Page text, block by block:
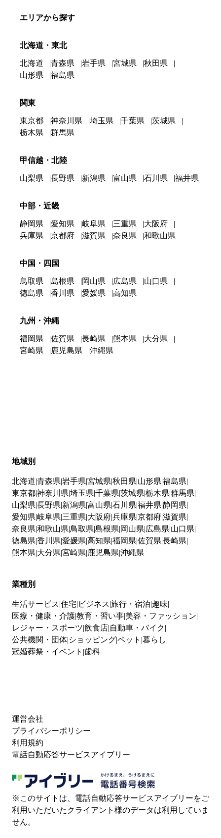
エリアから探す
北海道・東北
北海道 青森県 岩手県 宮城県
秋田県
山形県
福島県
関東
東京都 神奈川県 埼玉県 千葉県
茨城県
栃木県
群馬県
甲信越・北陸
山梨県 長野県 新潟県 富山県 石川県 福井県
中部・近畿
静岡県 愛知県 岐阜県 三重県
大阪府
兵庫県
京都府 滋賀県 奈良県 和歌山県
中国・四国
鳥取県 島根県 岡山県 広島県
山口県
徳島県
香川県 愛媛県 高知県
九州・沖縄
福岡県 佐賀県 長崎県 熊本県
大分県
宮崎県
鹿児島県 沖縄県
地域別
北海道 青森県 岩手県 宮城県 秋田県 山形県 福島県
東京都神奈川県 埼玉県 千葉県 茨城県 栃木県 群馬県
山梨県 長野県 新潟県 富山県 石川県 福井県 静岡県
愛知県 岐阜県 三重県 大阪府兵庫県 京都府滋賀県
奈良県 和歌山県 鳥取県 島根県 岡山県 広島県 山口県
徳島県 香川県 愛媛県 高知県 福岡県 佐賀県 長崎県
熊本県 大分県 宮崎県 鹿児島県 沖縄県
業種別
生活サービス 住宅 ビジネス 旅行・宿泊 趣味
医療・健康・介護教育・習い事 美容・ファッション
レジャー・スポーツ 飲食店 自動車・バイク
公共機関・団体 ショッピングペット 暮らし
冠婚葬祭・イベント 歯科
運営会社
プライバシーポリシー
利用規約
電話自動応答サービスアイブリー
※このサイトは、電話自動応答サービスアイブリーをご
利用いただいたクライアント様のデータは利用していま
せん。